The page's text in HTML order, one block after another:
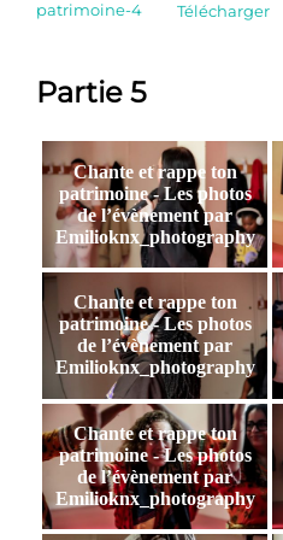
patrimoine-4 Télécharger
Partie 5
Chante et rappe ton
patrimoine - Les photos
de l’évènement par
Emilioknx_photography
Chante et rappe ton
patrimoine - Les photos
de l’évènement par
Emilioknx_photography
Chante et rappe ton
patrimoine - Les photos
de l’évènement par
Emilioknx_photography